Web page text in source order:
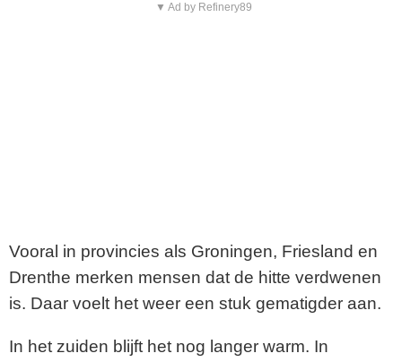
▼ Ad by Refinery89
Vooral in provincies als Groningen, Friesland en
Drenthe merken mensen dat de hitte verdwenen
is. Daar voelt het weer een stuk gematigder aan.
In het zuiden blijft het nog langer warm. In